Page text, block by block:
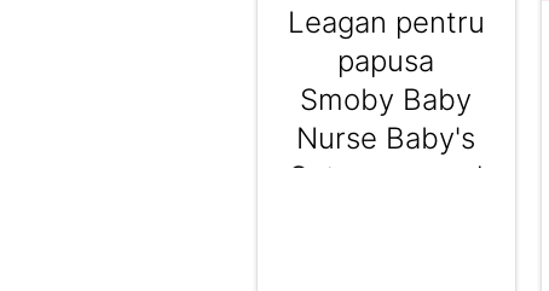
Leagan pentru
papusa
Smoby Baby
Nurse Baby's
Cot cu carusel